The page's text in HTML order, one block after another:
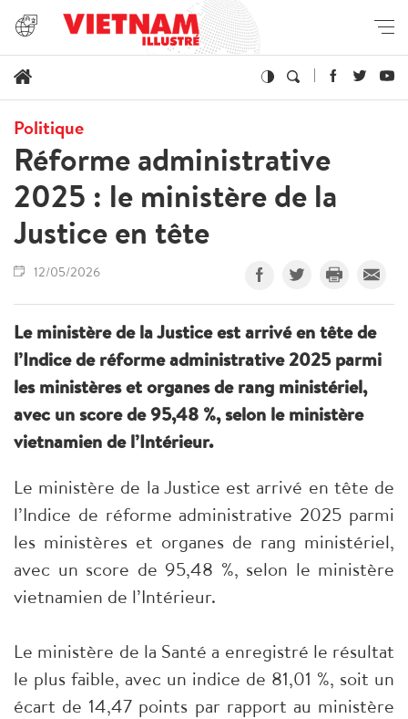
Politique
Réforme administrative
2025 : le ministère de la
Justice en tête
12/05/2026
Le ministère de la Justice est arrivé en tête de
l’Indice de réforme administrative 2025 parmi
les ministères et organes de rang ministériel,
avec un score de 95,48 %, selon le ministère
vietnamien de l’Intérieur.
Le ministère de la Justice est arrivé en tête de
l’Indice de réforme administrative 2025 parmi
les ministères et organes de rang ministériel,
avec un score de 95,48 %, selon le ministère
vietnamien de l’Intérieur.
Le ministère de la Santé a enregistré le résultat
le plus faible, avec un indice de 81,01 %, soit un
écart de 14,47 points par rapport au ministère